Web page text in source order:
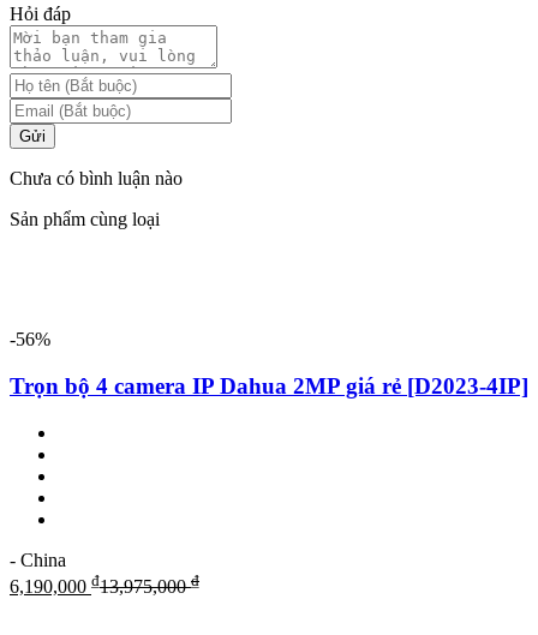
Hỏi đáp
Gửi
Chưa có bình luận nào
Sản phẩm cùng loại
-56%
Trọn bộ 4 camera IP Dahua 2MP giá rẻ [D2023-4IP]
- China
6,190,000 ₫13,975,000₫